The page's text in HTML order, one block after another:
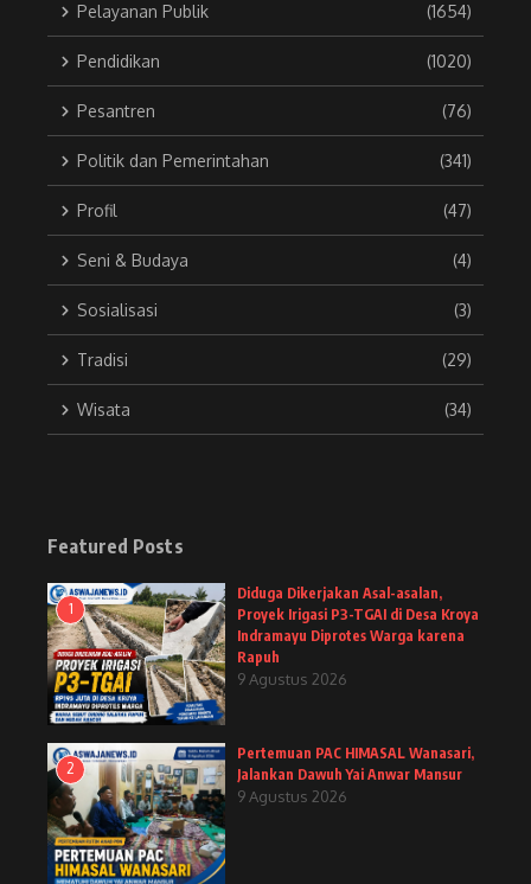
Pelayanan Publik (1654)
Pendidikan (1020)
Pesantren (76)
Politik dan Pemerintahan (341)
Profil (47)
Seni & Budaya (4)
Sosialisasi (3)
Tradisi (29)
Wisata (34)
Featured Posts
1
Diduga Dikerjakan Asal-asalan,
Proyek Irigasi P3-TGAI di Desa Kroya
Indramayu Diprotes Warga karena
Rapuh
9 Agustus 2026
2
Pertemuan PAC HIMASAL Wanasari,
Jalankan Dawuh Yai Anwar Mansur
9 Agustus 2026